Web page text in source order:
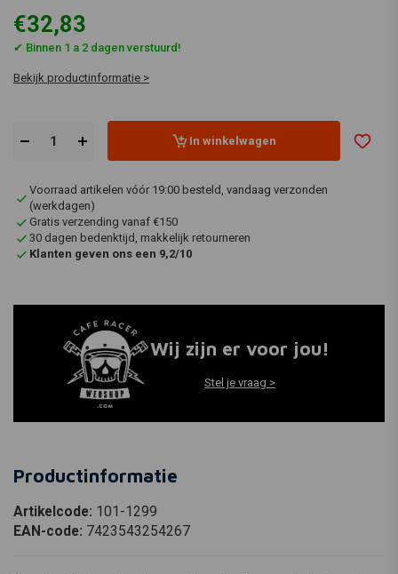
€32,83
✔ Binnen 1 a 2 dagen verstuurd!
Bekijk productinformatie >
In winkelwagen
Voorraad artikelen vóór 19:00 besteld, vandaag verzonden
(werkdagen)
Gratis verzending vanaf €150
30 dagen bedenktijd, makkelijk retourneren
Klanten geven ons een 9,2/10
Wij zijn er voor jou!
Stel je vraag >
Productinformatie
Artikelcode: 101-1299
EAN-code: 7423543254267